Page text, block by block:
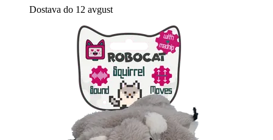
Dostava do 12 avgust